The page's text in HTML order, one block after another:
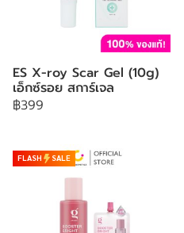
ES X-roy Scar Gel (10g)
เอ็กซ์รอย สการ์เจล
฿399
FLASH SALE